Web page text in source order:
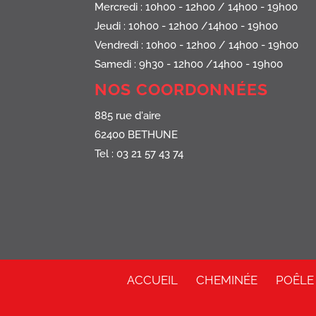
Mercredi : 10h00 - 12h00 / 14h00 - 19h00
Jeudi : 10h00 - 12h00 /14h00 - 19h00
Vendredi : 10h00 - 12h00 / 14h00 - 19h00
Samedi : 9h30 - 12h00 /14h00 - 19h00
NOS COORDONNÉES
885 rue d'aire
62400 BETHUNE
Tel : 03 21 57 43 74
ACCUEIL CHEMINÉE POÊLE